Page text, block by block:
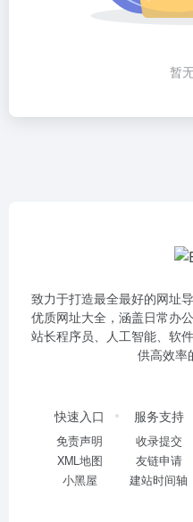
暂
致力于打造最全最好的网址
优质网址大全，涵盖日常办
站长程序员、人工智能、软
供高效率
快速入口
免责声明
XML地图
小黑屋
服务支持
收录提交
友链申请
建站时间轴